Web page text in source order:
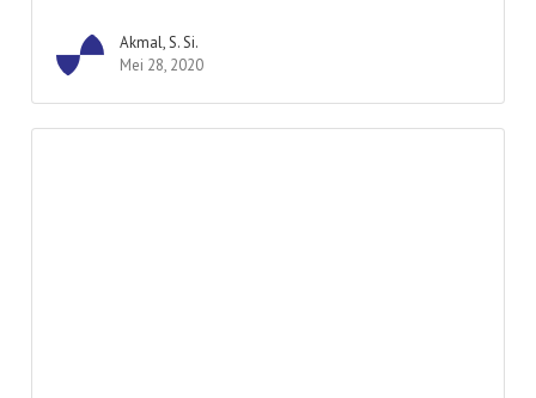
Akmal, S. Si.
Mei 28, 2020